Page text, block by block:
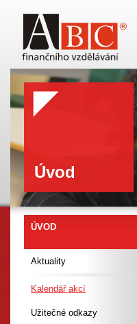
ÚVOD
Aktuality
Kalendář akcí
Užitečné odkazy
Úvod